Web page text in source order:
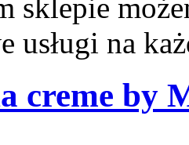
sklepie
usługi na
creme by